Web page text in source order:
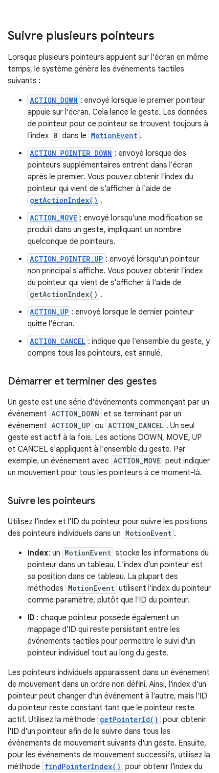
Suivre plusieurs pointeurs
Lorsque plusieurs pointeurs appuient sur l'écran en même
temps, le système génère les événements tactiles
suivants :
ACTION_DOWN : envoyé lorsque le premier pointeur
appuie sur l'écran. Cela lance le geste. Les données
de pointeur pour ce pointeur se trouvent toujours à
l'index 0 dans le MotionEvent .
ACTION_POINTER_DOWN : envoyé lorsque des
pointeurs supplémentaires entrent dans l'écran
après le premier. Vous pouvez obtenir l'index du
pointeur qui vient de s'afficher à l'aide de
getActionIndex() .
ACTION_MOVE : envoyé lorsqu'une modification se
produit dans un geste, impliquant un nombre
quelconque de pointeurs.
ACTION_POINTER_UP : envoyé lorsqu'un pointeur
non principal s'affiche. Vous pouvez obtenir l'index
du pointeur qui vient de s'afficher à l'aide de
getActionIndex() .
ACTION_UP : envoyé lorsque le dernier pointeur
quitte l'écran.
ACTION_CANCEL : indique que l'ensemble du geste, y
compris tous les pointeurs, est annulé.
Démarrer et terminer des gestes
Un geste est une série d'événements commençant par un
événement ACTION_DOWN et se terminant par un
événement ACTION_UP ou ACTION_CANCEL . Un seul
geste est actif à la fois. Les actions DOWN, MOVE, UP
et CANCEL s'appliquent à l'ensemble du geste. Par
exemple, un événement avec ACTION_MOVE peut indiquer
un mouvement pour tous les pointeurs à ce moment-là.
Suivre les pointeurs
Utilisez l'index et l'ID du pointeur pour suivre les positions
des pointeurs individuels dans un MotionEvent .
Index: un MotionEvent stocke les informations du
pointeur dans un tableau. L'index d'un pointeur est
sa position dans ce tableau. La plupart des
méthodes MotionEvent utilisent l'index du pointeur
comme paramètre, plutôt que l'ID du pointeur.
ID : chaque pointeur possède également un
mappage d'ID qui reste persistant entre les
événements tactiles pour permettre le suivi d'un
pointeur individuel tout au long du geste.
Les pointeurs individuels apparaissent dans un événement
de mouvement dans un ordre non défini. Ainsi, l'index d'un
pointeur peut changer d'un événement à l'autre, mais l'ID
du pointeur reste constant tant que le pointeur reste
actif. Utilisez la méthode getPointerId() pour obtenir
l'ID d'un pointeur afin de le suivre dans tous les
événements de mouvement suivants d'un geste. Ensuite,
pour les événements de mouvement successifs, utilisez la
méthode findPointerIndex() pour obtenir l'index du